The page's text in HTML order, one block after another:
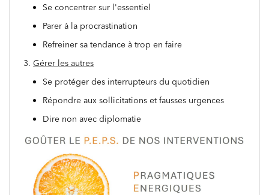
Se concentrer sur l'essentiel
Parer à la procrastination
Refreiner sa tendance à trop en faire
3. Gérer les autres
Se protéger des interrupteurs du quotidien
Répondre aux sollicitations et fausses urgences
Dire non avec diplomatie